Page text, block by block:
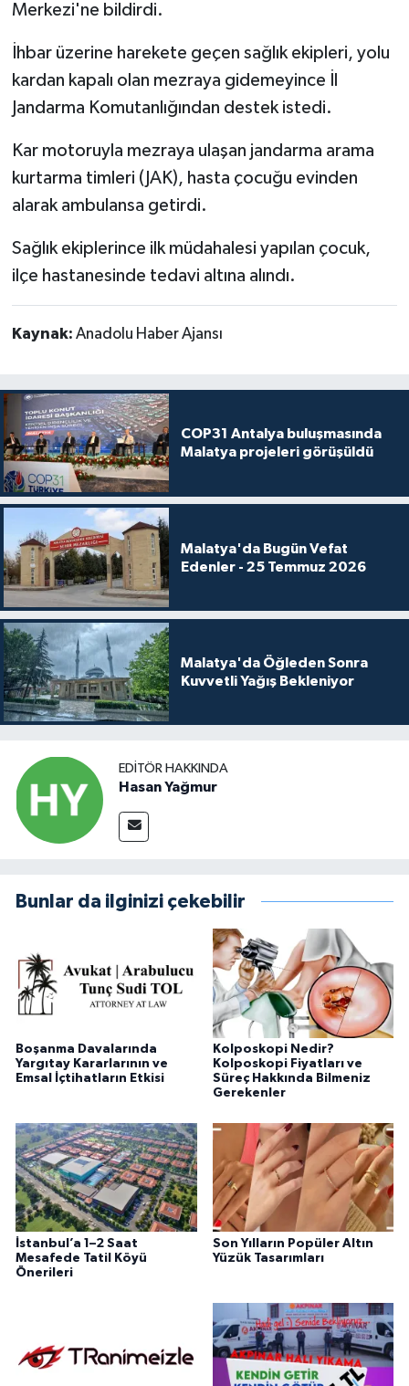
Merkezi'ne bildirdi.
İhbar üzerine harekete geçen sağlık ekipleri, yolu
kardan kapalı olan mezraya gidemeyince İl
Jandarma Komutanlığından destek istedi.
Kar motoruyla mezraya ulaşan jandarma arama
kurtarma timleri (JAK), hasta çocuğu evinden
alarak ambulansa getirdi.
Sağlık ekiplerince ilk müdahalesi yapılan çocuk,
ilçe hastanesinde tedavi altına alındı.
Kaynak: Anadolu Haber Ajansı
COP31 Antalya buluşmasında
Malatya projeleri görüşüldü
Malatya'da Bugün Vefat
Edenler - 25 Temmuz 2026
Malatya'da Öğleden Sonra
Kuvvetli Yağış Bekleniyor
EDITÖR HAKKINDA
Hasan Yağmur
Bunlar da ilginizi çekebilir
Boşanma Davalarında
Yargıtay Kararlarının ve
Emsal İçtihatların Etkisi
Kolposkopi Nedir?
Kolposkopi Fiyatları ve
Süreç Hakkında Bilmeniz
Gerekenler
İstanbul’a 1–2 Saat
Mesafede Tatil Köyü
Önerileri
Son Yılların Popüler Altın
Yüzük Tasarımları